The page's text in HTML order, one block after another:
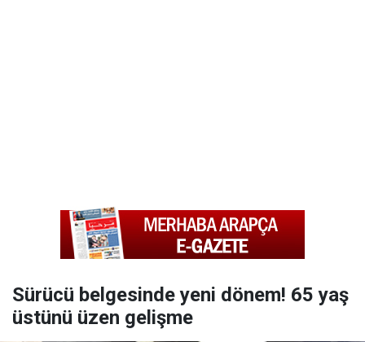
Sürücü belgesinde yeni dönem! 65 yaş
üstünü üzen gelişme